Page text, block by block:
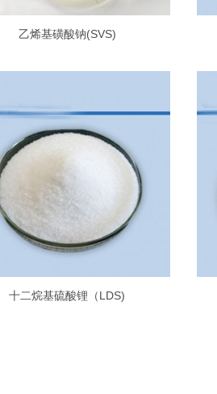
乙烯基磺酸钠(SVS)
十二烷基硫酸锂（LDS)